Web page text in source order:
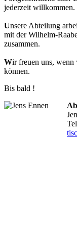
jederzeit willkommen.
Unsere Abteilung
mit der Wilhelm-
zusammen.
Wir freuen uns, wenn
können.
Bis bald !